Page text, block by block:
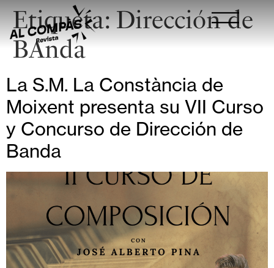
Etiqueta:Dirección de
BAnda
La S.M. La Constància de
Moixent presenta su VII Curso
y Concurso de Dirección de
Banda